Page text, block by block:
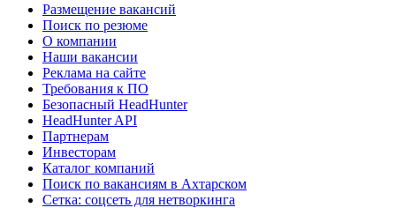
Размещение вакансий
Поиск по резюме
О компании
Наши вакансии
Реклама на сайте
Требования к ПО
Безопасный HeadHunter
HeadHunter API
Партнерам
Инвесторам
Каталог компаний
Поиск по вакансиям в Ахтарском
Сетка: соцсеть для нетворкинга